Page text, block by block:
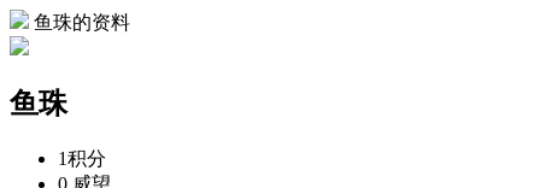
鱼珠的资料
鱼珠
1积分
0 威望